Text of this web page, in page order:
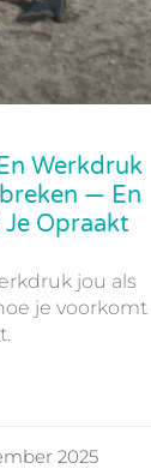
Werkdruk
— En
Opraakt
jou als
je voorkomt
2025